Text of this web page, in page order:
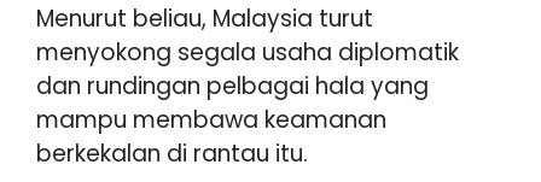
Menurut beliau, Malaysia turut
menyokong segala usaha diplomatik
dan rundingan pelbagai hala yang
mampu membawa keamanan
berkekalan di rantau itu.